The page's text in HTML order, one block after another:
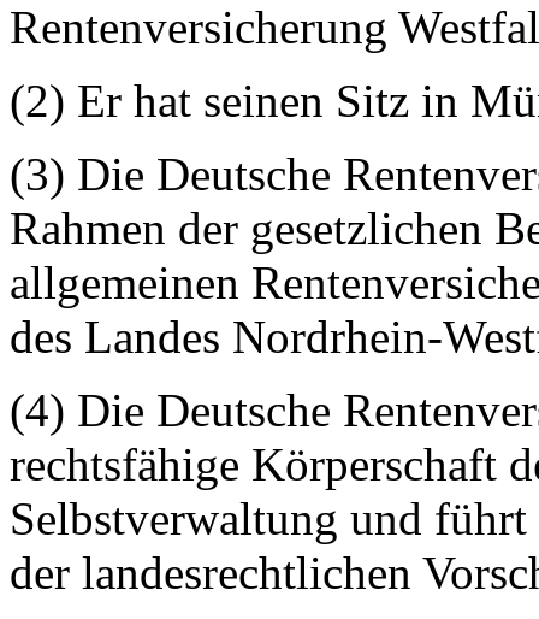
Rentenversicherung
(2) Er hat seinen Sitz in
(3) Die Deutsche
Rahmen der gesetzlichen
allgemeinen
des Landes Nordrhein-
(4) Die Deutsche
rechtsfähige Körperschaft
Selbstverwaltung und
der landesrechtlichen